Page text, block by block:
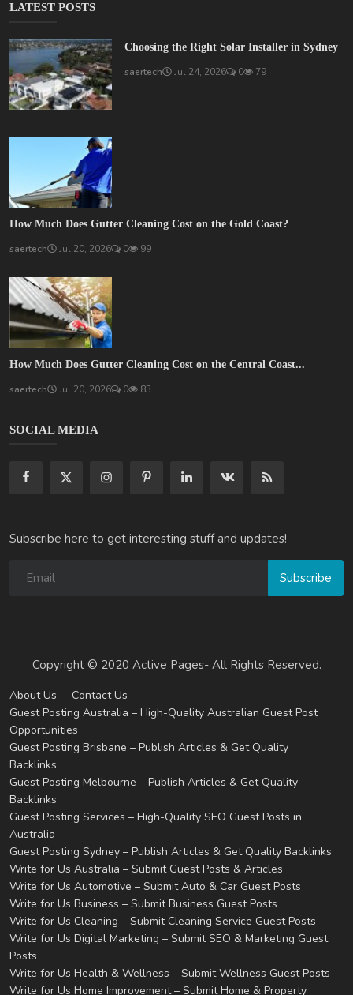
LATEST POSTS
Choosing the Right Solar Installer in Sydney
saertech Jul 24, 2026 0 79
How Much Does Gutter Cleaning Cost on the Gold Coast?
saertech Jul 20, 2026 0 99
How Much Does Gutter Cleaning Cost on the Central Coast...
saertech Jul 20, 2026 0 83
SOCIAL MEDIA
Subscribe here to get interesting stuff and updates!
Subscribe
Copyright © 2020 Active Pages- All Rights Reserved.
About Us
Contact Us
Guest Posting Australia – High-Quality Australian Guest Post
Opportunities
Guest Posting Brisbane – Publish Articles & Get Quality
Backlinks
Guest Posting Melbourne – Publish Articles & Get Quality
Backlinks
Guest Posting Services – High-Quality SEO Guest Posts in
Australia
Guest Posting Sydney – Publish Articles & Get Quality Backlinks
Write for Us Australia – Submit Guest Posts & Articles
Write for Us Automotive – Submit Auto & Car Guest Posts
Write for Us Business – Submit Business Guest Posts
Write for Us Cleaning – Submit Cleaning Service Guest Posts
Write for Us Digital Marketing – Submit SEO & Marketing Guest
Posts
Write for Us Health & Wellness – Submit Wellness Guest Posts
Write for Us Home Improvement – Submit Home & Property